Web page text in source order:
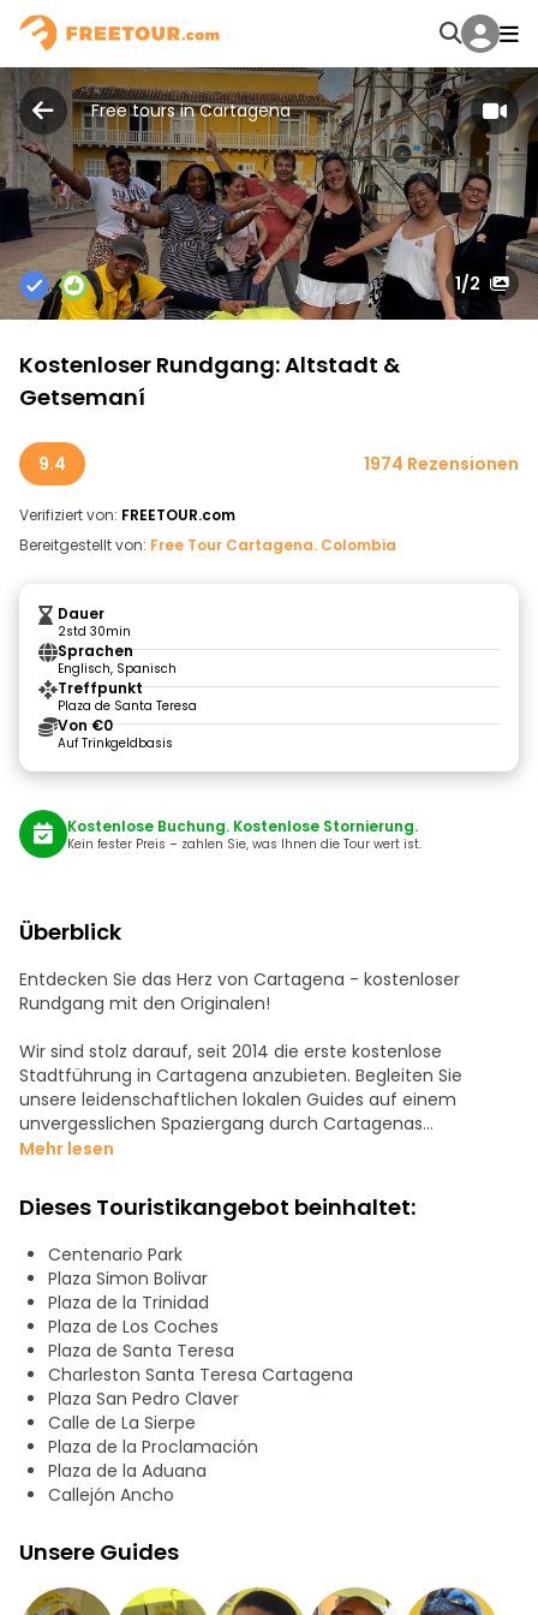
Free tours in Cartagena
1/2
Kostenloser Rundgang: Altstadt &
Getsemaní
9.4 1974 Rezensionen
Verifiziert von: FREETOUR.com
Bereitgestellt von: Free Tour Cartagena. Colombia
Dauer
2std 30min
Sprachen
Englisch, Spanisch
Treffpunkt
Plaza de Santa Teresa
Von €0
Auf Trinkgeldbasis
Kostenlose Buchung. Kostenlose Stornierung.
Kein fester Preis – zahlen Sie, was Ihnen die Tour wert ist.
Überblick
Entdecken Sie das Herz von Cartagena - kostenloser
Rundgang mit den Originalen!
Wir sind stolz darauf, seit 2014 die erste kostenlose
Stadtführung in Cartagena anzubieten. Begleiten Sie
unsere leidenschaftlichen lokalen Guides auf einem
unvergesslichen Spaziergang durch Cartagenas
ummauerte Stadt und das pulsierende Getsemaní.
Von der Kolonialgeschichte bis zur Straßenkunst, von der
Sklaverei bis zur Unabhängigkeit - wir erwecken Cartagenas
reiche Vergangenheit und Gegenwart mit fesselnden
Geschichten und Insiderwissen zum Leben.
Zu den Höhepunkten der Tour gehören:
Innerhalb der Stadtmauern
- Platz Santa Teresa
- Platz San Pedro Claver
- Plaza de la Aduana
- Plaza de los Coches
- Platz der Verkündigung (Plaza de la Proclamación)
- Die Kathedrale
- Platz Simón Bolívar
In Getsemaní, die Seele des Volkes
- Calle de la Sierpe (Straßenkunst!)
- Platz der Trinidad
Mehr lesen
Dieses Touristikangebot beinhaltet:
Centenario Park
Plaza Simon Bolivar
Plaza de la Trinidad
Plaza de Los Coches
Plaza de Santa Teresa
Charleston Santa Teresa Cartagena
Plaza San Pedro Claver
Calle de La Sierpe
Plaza de la Proclamación
Plaza de la Aduana
Callejón Ancho
Unsere Guides